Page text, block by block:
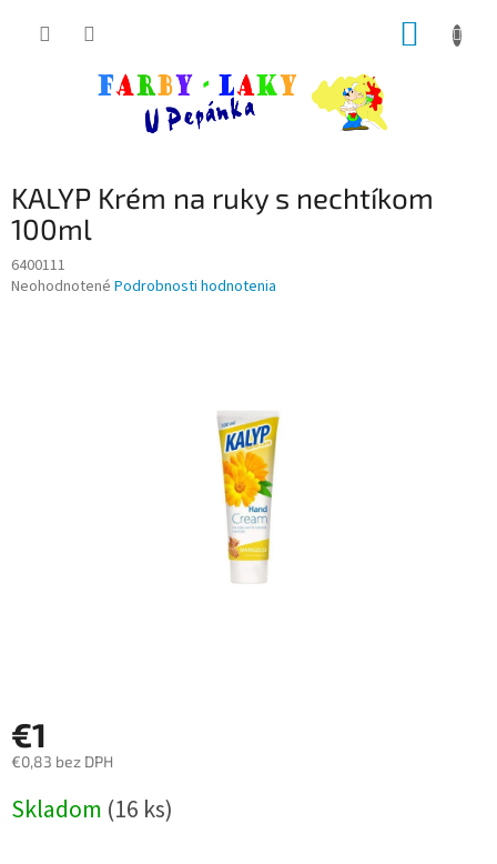
KALYP Krém na ruky s nechtíkom
100ml
6400111
Priemerné
Neohodnotené Podrobnosti hodnotenia
€1
€0,83 bez DPH
cena:
Skladom (16 ks)